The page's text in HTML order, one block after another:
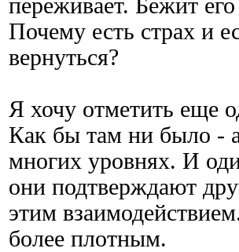
переживает. Бежит
Почему есть страх и
вернуться?
Я хочу отметить еще
Как бы там ни было -
многих уровнях. И
они подтверждают
этим
более плотным.